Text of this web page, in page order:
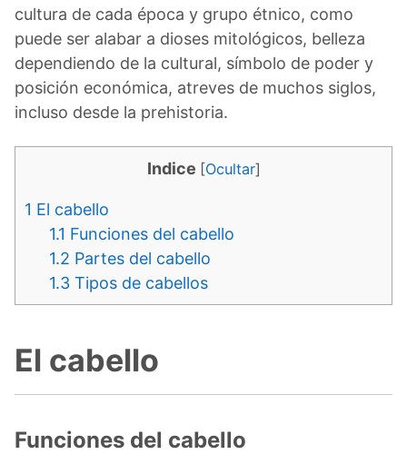
cultura de cada época y grupo étnico, como
puede ser alabar a dioses mitológicos, belleza
dependiendo de la cultural, símbolo de poder y
posición económica, atreves de muchos siglos,
incluso desde la prehistoria.
Indice [Ocultar]
1 El cabello
1.1 Funciones del cabello
1.2 Partes del cabello
1.3 Tipos de cabellos
El cabello
Funciones del cabello